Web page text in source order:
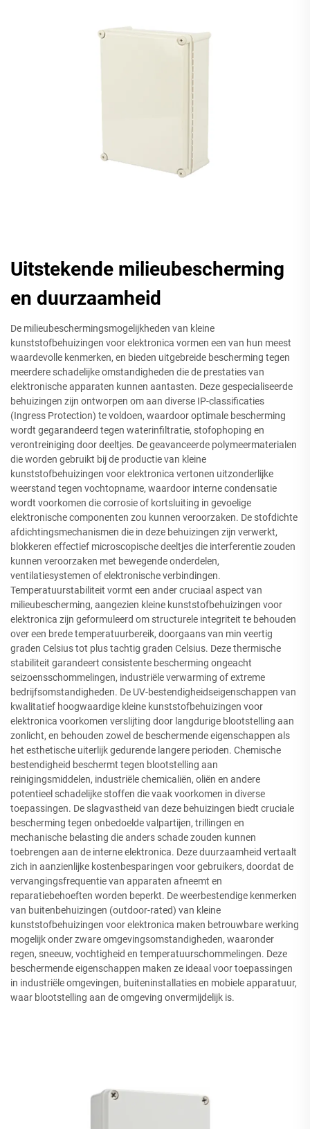
Uitstekende milieubescherming
en duurzaamheid
De milieubeschermingsmogelijkheden van kleine
kunststofbehuizingen voor elektronica vormen een van hun meest
waardevolle kenmerken, en bieden uitgebreide bescherming tegen
meerdere schadelijke omstandigheden die de prestaties van
elektronische apparaten kunnen aantasten. Deze gespecialiseerde
behuizingen zijn ontworpen om aan diverse IP-classificaties
(Ingress Protection) te voldoen, waardoor optimale bescherming
wordt gegarandeerd tegen waterinfiltratie, stofophoping en
verontreiniging door deeltjes. De geavanceerde polymeermaterialen
die worden gebruikt bij de productie van kleine
kunststofbehuizingen voor elektronica vertonen uitzonderlijke
weerstand tegen vochtopname, waardoor interne condensatie
wordt voorkomen die corrosie of kortsluiting in gevoelige
elektronische componenten zou kunnen veroorzaken. De stofdichte
afdichtingsmechanismen die in deze behuizingen zijn verwerkt,
blokkeren effectief microscopische deeltjes die interferentie zouden
kunnen veroorzaken met bewegende onderdelen,
ventilatiesystemen of elektronische verbindingen.
Temperatuurstabiliteit vormt een ander cruciaal aspect van
milieubescherming, aangezien kleine kunststofbehuizingen voor
elektronica zijn geformuleerd om structurele integriteit te behouden
over een brede temperatuurbereik, doorgaans van min veertig
graden Celsius tot plus tachtig graden Celsius. Deze thermische
stabiliteit garandeert consistente bescherming ongeacht
seizoensschommelingen, industriële verwarming of extreme
bedrijfsomstandigheden. De UV-bestendigheidseigenschappen van
kwalitatief hoogwaardige kleine kunststofbehuizingen voor
elektronica voorkomen verslijting door langdurige blootstelling aan
zonlicht, en behouden zowel de beschermende eigenschappen als
het esthetische uiterlijk gedurende langere perioden. Chemische
bestendigheid beschermt tegen blootstelling aan
reinigingsmiddelen, industriële chemicaliën, oliën en andere
potentieel schadelijke stoffen die vaak voorkomen in diverse
toepassingen. De slagvastheid van deze behuizingen biedt cruciale
bescherming tegen onbedoelde valpartijen, trillingen en
mechanische belasting die anders schade zouden kunnen
toebrengen aan de interne elektronica. Deze duurzaamheid vertaalt
zich in aanzienlijke kostenbesparingen voor gebruikers, doordat de
vervangingsfrequentie van apparaten afneemt en
reparatiebehoeften worden beperkt. De weerbestendige kenmerken
van buitenbehuizingen (outdoor-rated) van kleine
kunststofbehuizingen voor elektronica maken betrouwbare werking
mogelijk onder zware omgevingsomstandigheden, waaronder
regen, sneeuw, vochtigheid en temperatuurschommelingen. Deze
beschermende eigenschappen maken ze ideaal voor toepassingen
in industriële omgevingen, buiteninstallaties en mobiele apparatuur,
waar blootstelling aan de omgeving onvermijdelijk is.